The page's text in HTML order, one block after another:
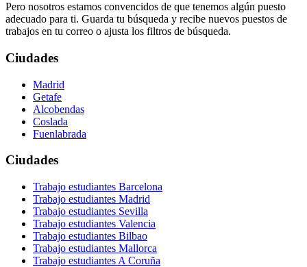
Pero nosotros estamos convencidos de que tenemos algún puesto
adecuado para ti. Guarda tu búsqueda y recibe nuevos puestos de
trabajos en tu correo o ajusta los filtros de búsqueda.
Ciudades
Madrid
Getafe
Alcobendas
Coslada
Fuenlabrada
Ciudades
Trabajo estudiantes Barcelona
Trabajo estudiantes Madrid
Trabajo estudiantes Sevilla
Trabajo estudiantes Valencia
Trabajo estudiantes Bilbao
Trabajo estudiantes Mallorca
Trabajo estudiantes A Coruña